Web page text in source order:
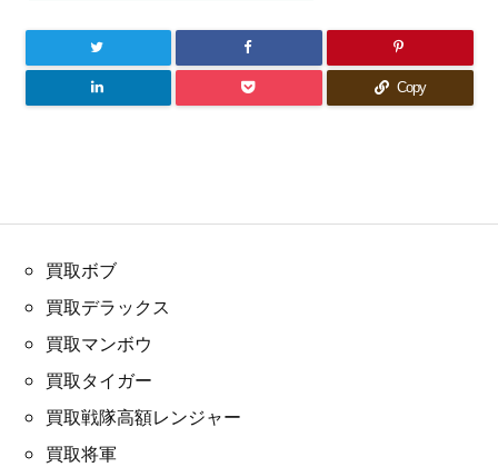
Copy
買取ボブ
買取デラックス
買取マンボウ
買取タイガー
買取戦隊高額レンジャー
買取将軍